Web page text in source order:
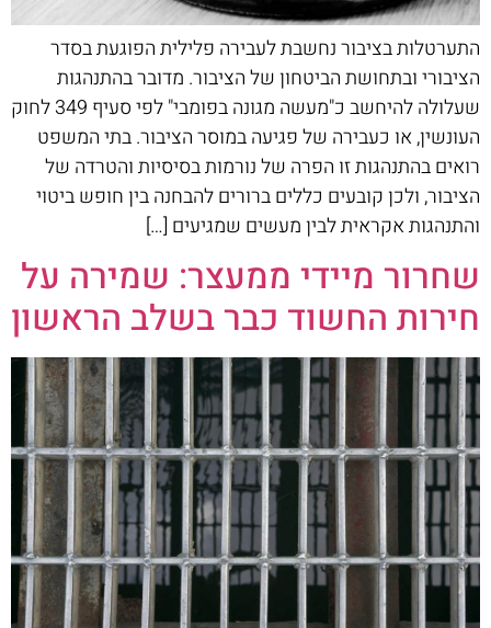
התערטלות בציבור נחשבת לעבירה פלילית הפוגעת בסדר
הציבורי ובתחושת הביטחון של הציבור. מדובר בהתנהגות
שעלולה להיחשב כ"מעשה מגונה בפומבי" לפי סעיף 349 לחוק
העונשין, או כעבירה של פגיעה במוסר הציבור. בתי המשפט
רואים בהתנהגות זו הפרה של נורמות בסיסיות והטרדה של
הציבור, ולכן קובעים כללים ברורים להבחנה בין חופש ביטוי
והתנהגות אקראית לבין מעשים שמגיעים […]
שחרור מיידי ממעצר: שמירה על
חירות החשוד כבר בשלב הראשון